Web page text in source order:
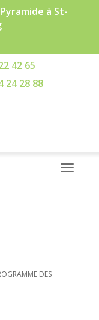
à St-
42 65
24 28 88
Toggle
DES